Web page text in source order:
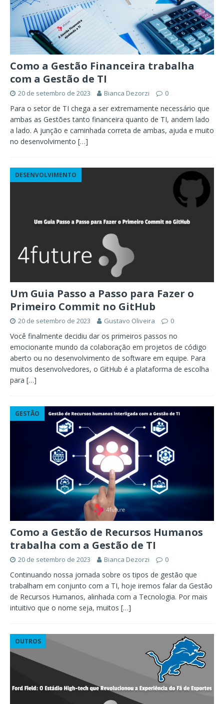
Como a Gestão Financeira trabalha
com a Gestão de TI
20 de setembro de 2023 Bianca Dezorzi 0
Para o setor de TI chega a ser extremamente necessário que
ambas as Gestões tanto financeira quanto de TI, andem lado
a lado. A junção e caminhada correta de ambas, ajuda e muito
no desenvolvimento […]
DESENVOLVIMENTO
Um Guia Passo a Passo para Fazer o
Primeiro Commit no GitHub
20 de setembro de 2023 Gustavo Oliveira 0
Você finalmente decidiu dar os primeiros passos no
emocionante mundo da colaboração em projetos de código
aberto ou no desenvolvimento de software em equipe. Para
muitos desenvolvedores, o GitHub é a plataforma de escolha
para […]
GESTÃO
Como a Gestão de Recursos Humanos
trabalha com a Gestão de TI
20 de setembro de 2023 Bianca Dezorzi 0
Continuando nossa jornada sobre os tipos de gestão que
trabalham em conjunto com a TI, hoje iremos falar da Gestão
de Recursos Humanos, alinhada com a Tecnologia. Por mais
intuitivo que o nome seja, muitos […]
OUTROS